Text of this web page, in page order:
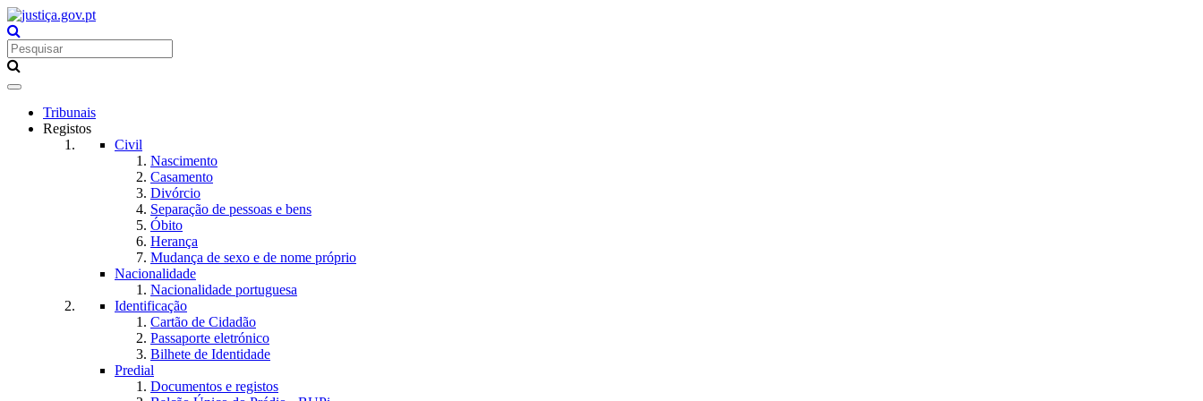
Toggle
navigationTribunais
Registos
Civil
Nascimento
Casamento
Divórcio
Separação de pessoas e bens
Óbito
Herança
Mudança de sexo e de nome próprio
Nacionalidade
Nacionalidade portuguesa
Identificação
Cartão de Cidadão
Passaporte eletrónico
Bilhete de Identidade
Predial
Documentos e registos